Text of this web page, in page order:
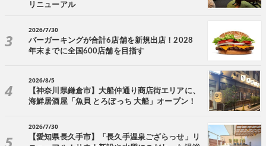
リニューアル
2026/7/30
バーガーキングが合計6店舗を新規出店！2028
年末までに全国600店舗を目指す
2026/8/5
【神奈川県鎌倉市】大船仲通り商店街エリアに、
海鮮居酒屋「魚貝 とろぼっち 大船」オープン！
2026/7/30
【愛知県長久手市】「長久手温泉ござらっせ」リ